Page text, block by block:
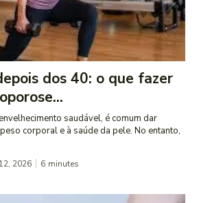
dos 40: o que fazer
saudável, é comum dar
corporal e à saúde da pele. No entanto,
2026 6 minutes